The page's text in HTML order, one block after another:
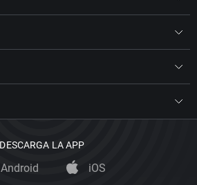
DESCARGA LA APP
Android iOS